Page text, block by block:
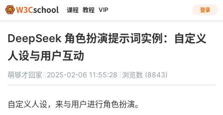
课程 教程 VIP 登录
DeepSeek 角色扮演提示词实例：自定义
人设与用户互动
萌够才回家 2025-02-06 11:55:28 浏览数 (8843)
自定义人设，来与用户进行角色扮演。